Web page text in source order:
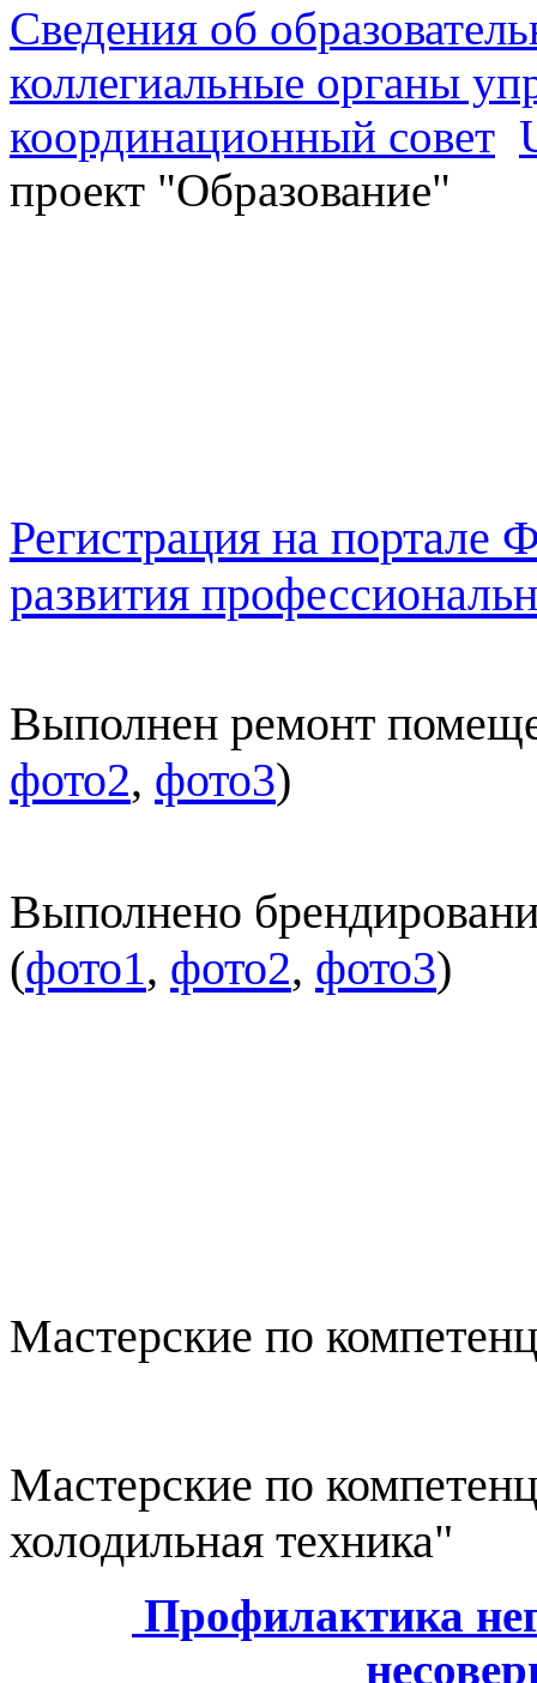
Сведения об
коллегиальные органы
координационный совет
проект "Образование"
Регистрация на
развития
Выполнен ремонт
фото2, фото3)
Выполнено
(фото1, фото2, фото3)
Мастерские по
Мастерские по
холодильная техника"
Профилактика